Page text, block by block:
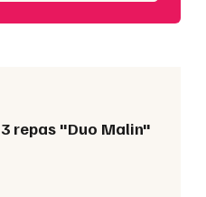
repas "Duo Malin"